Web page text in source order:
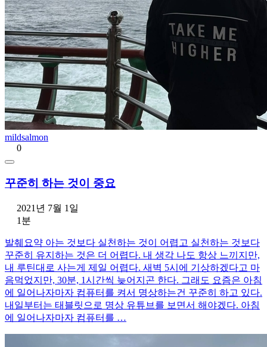
mildsalmon
0
꾸준히 하는 것이 중요
2021년 7월 1일
1분
발췌요약 아는 것보다 실천하는 것이 어렵고 실천하는 것보다
꾸준히 유지하는 것은 더 어렵다. 내 생각 나도 항상 느끼지만,
내 루틴대로 사는게 제일 어렵다. 새벽 5시에 기상하겠다고 마
음먹었지만, 30분, 1시간씩 늦어지곤 한다. 그래도 요즘은 아침
에 일어나자마자 컴퓨터를 켜서 명상하는건 꾸준히 하고 있다.
내일부터는 태블릿으로 명상 유튜브를 보면서 해야겠다. 아침
에 일어나자마자 컴퓨터를 …